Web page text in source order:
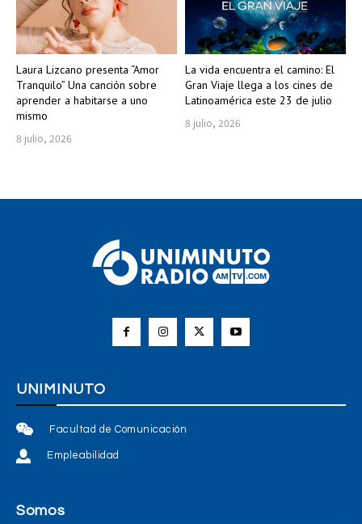
Laura Lizcano presenta “Amor
Tranquilo” Una canción sobre
aprender a habitarse a uno
mismo
8 julio, 2026
La vida encuentra el camino: El
Gran Viaje llega a los cines de
Latinoamérica este 23 de julio
8 julio, 2026
UNIMINUTO
Facultad de Comunicación
Empleabilidad
Somos